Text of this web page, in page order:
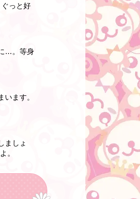
っと好
…。等身
ます。
ましょ
。